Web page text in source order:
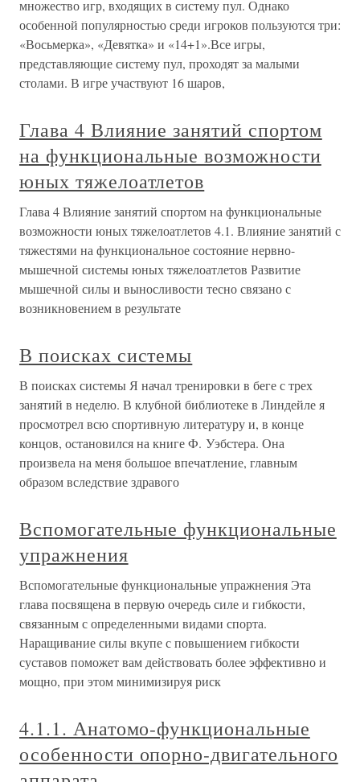
множество игр, входящих в систему пул. Однако
особенной популярностью среди игроков пользуются три:
«Восьмерка», «Девятка» и «14+1».Все игры,
представляющие систему пул, проходят за малыми
столами. В игре участвуют 16 шаров,
Глава 4 Влияние занятий спортом
на функциональные возможности
юных тяжелоатлетов
Глава 4 Влияние занятий спортом на функциональные
возможности юных тяжелоатлетов 4.1. Влияние занятий с
тяжестями на функциональное состояние нервно-
мышечной системы юных тяжелоатлетов Развитие
мышечной силы и выносливости тесно связано с
возникновением в результате
В поисках системы
В поисках системы Я начал тренировки в беге с трех
занятий в неделю. В клубной библиотеке в Линдейле я
просмотрел всю спортивную литературу и, в конце
концов, остановился на книге Ф. Уэбстера. Она
произвела на меня большое впечатление, главным
образом вследствие здравого
Вспомогательные функциональные
упражнения
Вспомогательные функциональные упражнения Эта
глава посвящена в первую очередь силе и гибкости,
связанным с определенными видами спорта.
Наращивание силы вкупе с повышением гибкости
суставов поможет вам действовать более эффективно и
мощно, при этом минимизируя риск
4.1.1. Анатомо-функциональные
особенности опорно-двигательного